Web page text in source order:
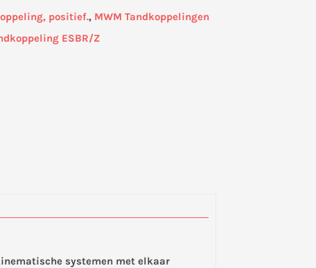
positief., MWM Tandkoppelingen
ESBR/Z
systemen met elkaar